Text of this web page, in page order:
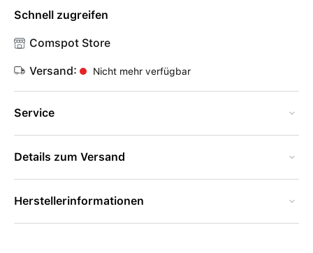
Schnell zugreifen
Comspot Store
Versand: Nicht mehr verfügbar
Service
Details zum Versand
Herstellerinformationen